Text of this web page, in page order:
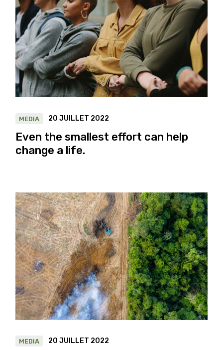
MEDIA 20 JUILLET 2022
Even the smallest effort can help
change a life.
MEDIA 20 JUILLET 2022